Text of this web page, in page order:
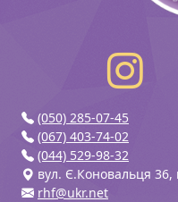
(050) 285-07-45
(067) 403-74-02
(044) 529-98-32
вул. Є.Коновальця 36,
rhf@ukr.net